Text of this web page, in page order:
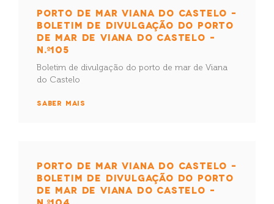
PORTO DE MAR VIANA DO CASTELO –
BOLETIM DE DIVULGAÇÃO DO PORTO
DE MAR DE VIANA DO CASTELO –
N.º105
Boletim de divulgação do porto de mar de Viana
do Castelo
SABER MAIS
PORTO DE MAR VIANA DO CASTELO –
BOLETIM DE DIVULGAÇÃO DO PORTO
DE MAR DE VIANA DO CASTELO –
N.º104